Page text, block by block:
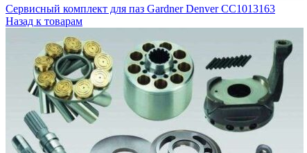
Сервисный комплект для паз Gardner Denver CC1013163
Назад к товарам